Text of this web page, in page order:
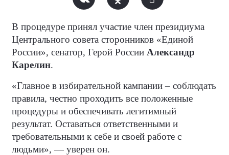
В процедуре принял участие член президиума
Центрального совета сторонников «Единой
России», сенатор, Герой России Александр
Карелин.
«Главное в избирательной кампании – соблюдать
правила, честно проходить все положенные
процедуры и обеспечивать легитимный
результат. Оставаться ответственными и
требовательными к себе и своей работе с
людьми», — уверен он.